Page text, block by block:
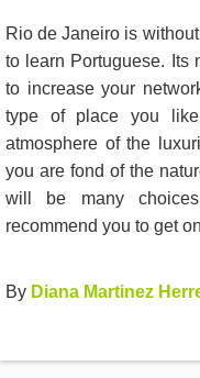
Rio de Janeiro is
to learn Portuguese. Its
to increase your
type of place you
atmosphere of the
you are fond of the
will be many
recommend you to get
By Diana Martinez